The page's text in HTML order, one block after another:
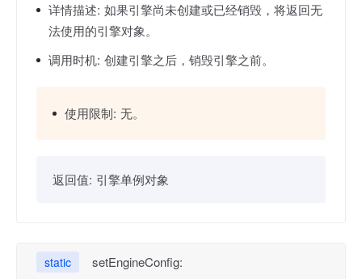
详情描述: 如果引擎尚未创建或已经销毁，将返回无
法使用的引擎对象。
调用时机: 创建引擎之后，销毁引擎之前。
使用限制: 无。
返回值: 引擎单例对象
static setEngineConfig: